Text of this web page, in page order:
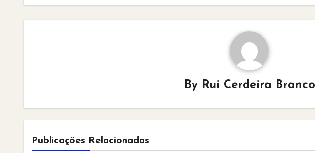
By Rui Cerdeira Branco
Publicações Relacionadas